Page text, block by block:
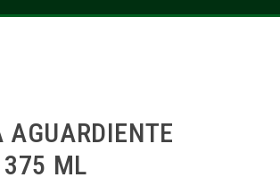
AGUARDIENTE
375 ML